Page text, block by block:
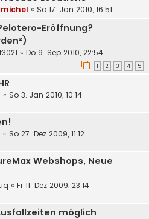
« So 17. Jan 2010, 16:51
Eröffnung?
« Do 9. Sep 2010, 22:54
1 2 3 4 5
« So 3. Jan 2010, 10:14
« So 27. Dez 2009, 11:12
Webshops, Neue
« Fr 11. Dez 2009, 23:14
möglich